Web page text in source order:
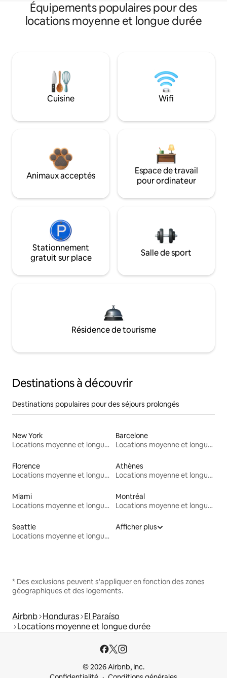
Équipements populaires pour des
locations moyenne et longue durée
Cuisine Wifi
Animaux acceptés
Espace de travail
pour ordinateur
Stationnement
gratuit sur place
Salle de sport
Résidence de tourisme
Destinations à découvrir
Destinations populaires pour des séjours prolongés
New York
Locations moyenne et longue durée
Barcelone
Locations moyenne et longue durée
Florence
Locations moyenne et longue durée
Athènes
Locations moyenne et longue durée
Miami
Locations moyenne et longue durée
Montréal
Locations moyenne et longue durée
Seattle
Locations moyenne et longue durée
Afficher plus
* Des exclusions peuvent s'appliquer en fonction des zones
géographiques et des logements.
Airbnb Honduras El Paraíso
Locations moyenne et longue durée
© 2026 Airbnb, Inc.